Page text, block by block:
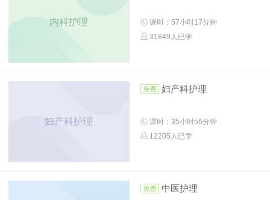
内科护理
课时：57小时17分钟
31849人已学
妇产科护理
妇产科护理
课时：35小时56分钟
12205人已学
中医护理